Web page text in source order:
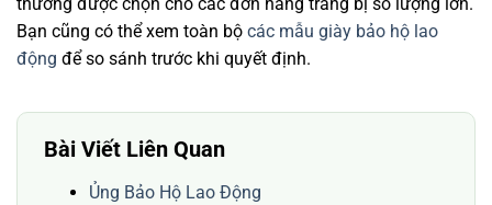
Bạn cũng có thể xem toàn bộ các mẫu giày bảo hộ lao
động để so sánh trước khi quyết định.
Bài Viết Liên Quan
Ủng Bảo Hộ Lao Động